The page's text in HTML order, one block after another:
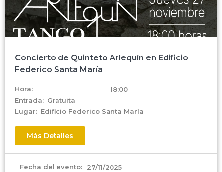
Concierto de Quinteto Arlequín en Edificio
Federico Santa María
Hora:
18:00
Entrada: Gratuita
Lugar: Edificio Federico Santa María
Más Detalles
Fecha del evento: 27/11/2025